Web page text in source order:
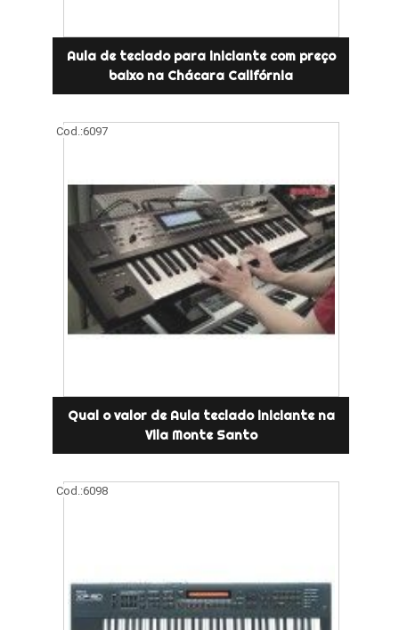
Aula de teclado para iniciante com preço
baixo na Chácara Califórnia
Cod.:6097
Qual o valor de Aula teclado iniciante na
Vila Monte Santo
Cod.:6098